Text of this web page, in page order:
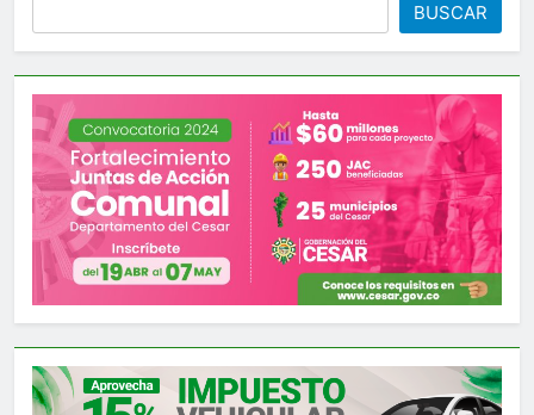
BUSCAR